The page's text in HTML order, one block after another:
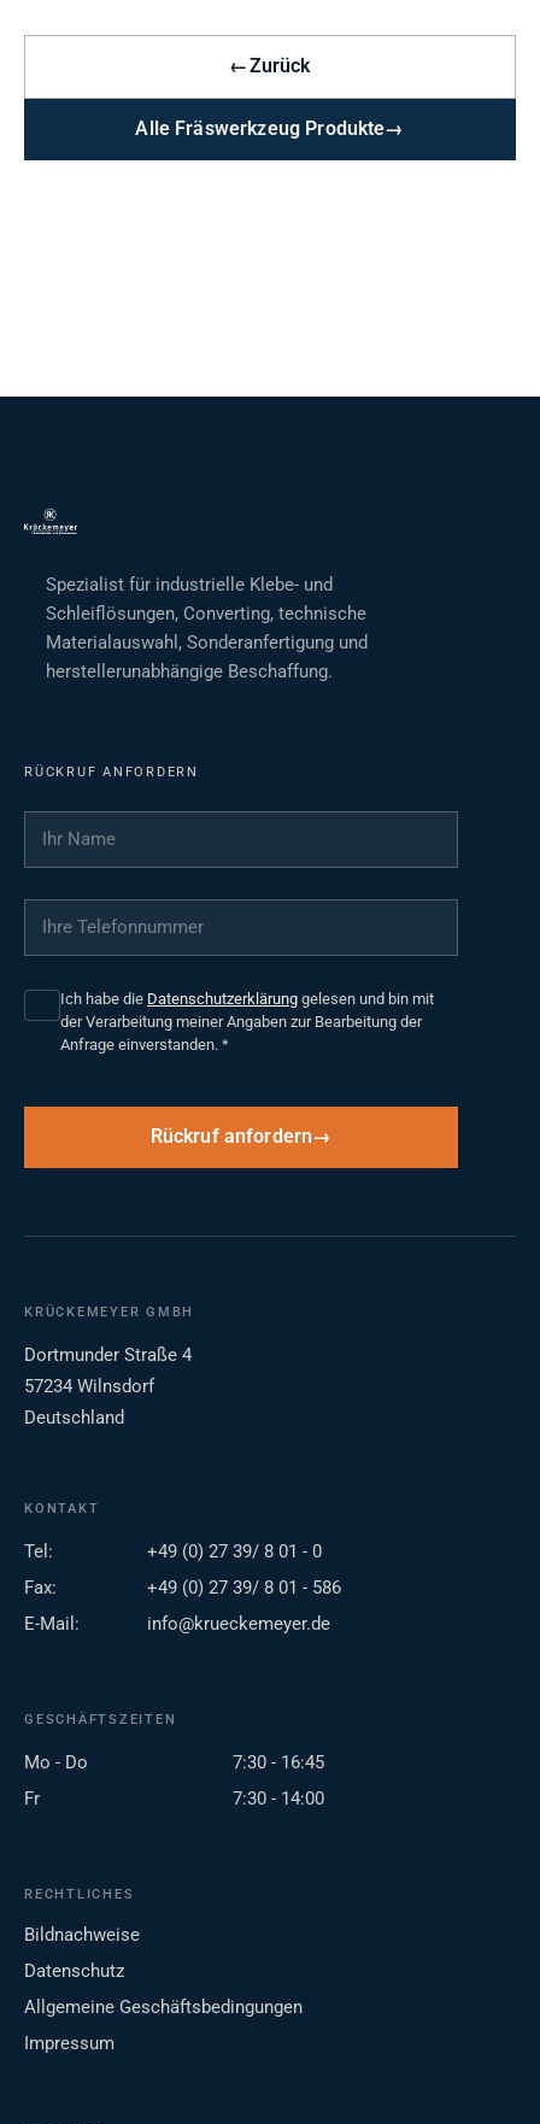
←Zurück
Alle Fräswerkzeug Produkte→
Spezialist für industrielle Klebe- und
Schleiflösungen, Converting, technische
Materialauswahl, Sonderanfertigung und
herstellerunabhängige Beschaffung.
RÜCKRUF ANFORDERN
Ihr Name
Ihre Telefonnummer
Ich habe die Datenschutzerklärung gelesen und bin mit
der Verarbeitung meiner Angaben zur Bearbeitung der
Anfrage einverstanden. *
Rückruf anfordern
KRÜCKEMEYER GMBH
Dortmunder Straße 4
57234 Wilnsdorf
Deutschland
KONTAKT
Tel:
+49 (0) 27 39/ 8 01 - 0
Fax:
+49 (0) 27 39/ 8 01 - 586
E-Mail:
info@krueckemeyer.de
GESCHÄFTSZEITEN
Mo - Do
7:30 - 16:45
Fr
7:30 - 14:00
RECHTLICHES
Bildnachweise
Datenschutz
Allgemeine Geschäftsbedingungen
Impressum